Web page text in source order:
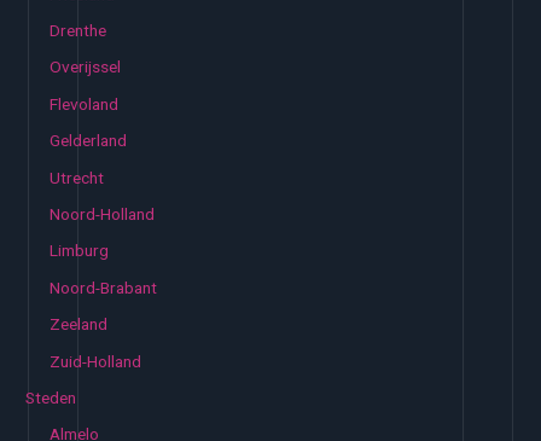
Drenthe
Overijssel
Flevoland
Gelderland
Utrecht
Noord-Holland
Limburg
Noord-Brabant
Zeeland
Zuid-Holland
Steden
Almelo